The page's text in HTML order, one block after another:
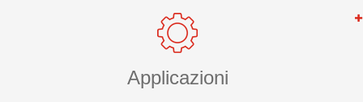
Applicazioni